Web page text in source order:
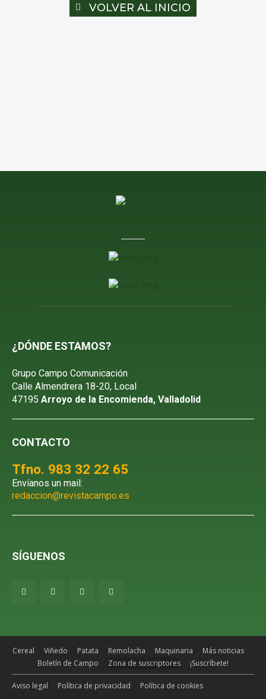
VOLVER AL INICIO
¿DÓNDE ESTAMOS?
Grupo Campo Comunicación
Calle Almendrera 18-20, Local
47195 Arroyo de la Encomienda, Valladolid
CONTACTO
Tfno. 983 32 22 65
Envíanos un mail:
redaccion@revistacampo.es
SÍGUENOS
Aviso legal Política de privacidad Política de cookies
Cereal Viñedo Patata Remolacha Maquinaria
Más noticias
Boletín de Campo
Zona de suscriptores ¡Suscríbete!